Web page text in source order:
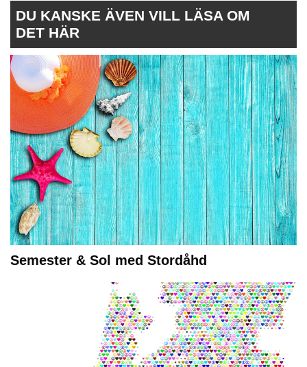
DU KANSKE ÄVEN VILL LÄSA OM
DET HÄR
Semester & Sol med Stordåhd